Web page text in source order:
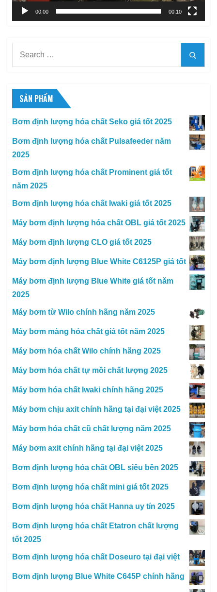
00:00 00:10
SẢN PHẨM
Bơm định lượng hóa chất Seko giá tốt 2025
Bơm định lượng hóa chất Pulsafeeder năm
2025
Bơm định lượng hóa chất Prominent giá tốt
năm 2025
Bơm định lượng hóa chất Iwaki giá tốt 2025
Máy bơm định lượng hóa chất OBL giá tốt 2025
Máy bơm định lượng CLO giá tốt 2025
Máy bơm định lượng Blue White C6125P giá tốt
Máy bơm định lượng Blue White giá tốt năm
2025
Máy bơm từ Wilo chính hãng năm 2025
Máy bơm màng hóa chất giá tốt năm 2025
Máy bơm hóa chất Wilo chính hãng 2025
Máy bơm hóa chất tự mồi chất lượng 2025
Máy bơm hóa chất Iwaki chính hãng 2025
Máy bơm chịu axit chính hãng tại đại việt 2025
Máy bơm hóa chất cũ chất lượng năm 2025
Máy bơm axit chính hãng tại đại việt 2025
Bơm định lượng hóa chất OBL siêu bền 2025
Bơm định lượng hóa chất mini giá tốt 2025
Bơm định lượng hóa chất Hanna uy tín 2025
Bơm định lượng hóa chất Etatron chất lượng
tốt 2025
Bơm định lượng hóa chất Doseuro tại đại việt
Bơm định lượng Blue White C645P chính hãng